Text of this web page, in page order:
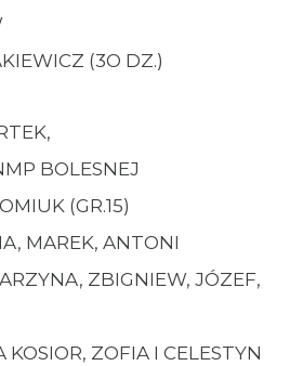
(3O DZ.)
BOLESNEJ
(GR.15)
MAREK, ANTONI
ZBIGNIEW, JÓZEF,
KOSIOR, ZOFIA I CELESTYN